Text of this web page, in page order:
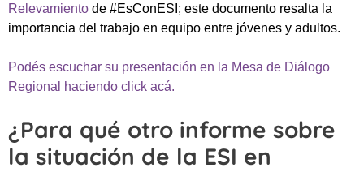
Relevamiento de #EsConESI; este documento resalta la
importancia del trabajo en equipo entre jóvenes y adultos.
Podés escuchar su presentación en la Mesa de Diálogo
Regional haciendo click acá.
¿Para qué otro informe sobre
la situación de la ESI en